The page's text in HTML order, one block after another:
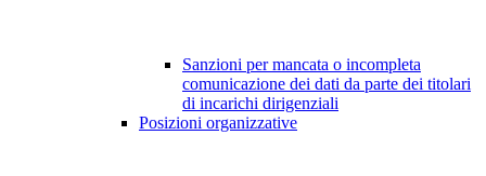
Sanzioni per mancata o incompleta
comunicazione dei dati da parte dei titolari
di incarichi dirigenziali
Posizioni organizzative